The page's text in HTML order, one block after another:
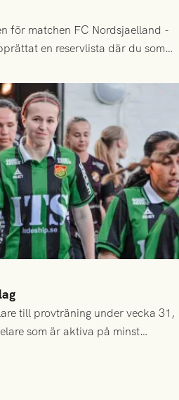
för matchen FC Nordsjaelland -
en reservlista där du som
anmäla ditt intresse. Du kan
någon annan.
till provträning under vecka 31,
som är aktiva på minst